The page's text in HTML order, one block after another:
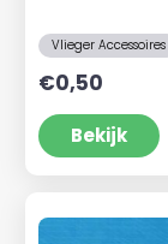
Vlieger Accessoires
€0,50
Bekijk